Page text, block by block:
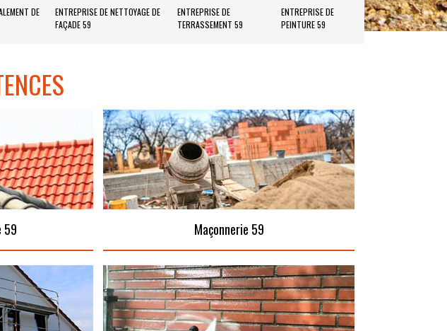
DE
ENTREPRISE DE NETTOYAGE DE
FAÇADE 59
ENTREPRISE DE
TERRASSEMENT 59
ENTREPRISE DE
PEINTURE 59
59 Maçonnerie 59